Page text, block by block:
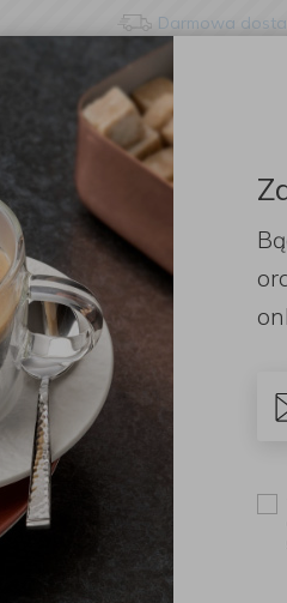
Darmowa
DEKORACJE ZAPACHY
ceramiczne do zapiekania
Change language?
We've detected that your
switch to the English version of